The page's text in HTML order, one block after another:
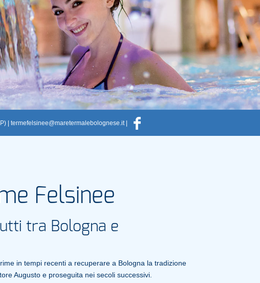
| termefelsinee@maretermalebolognese.it|
Felsinee
tra Bologna e
in tempi recenti a recuperare a Bologna la tradizione
Augusto e proseguita nei secoli successivi.